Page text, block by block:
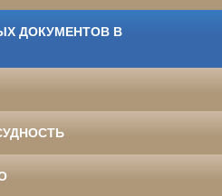
ДОКУМЕНТОВ В